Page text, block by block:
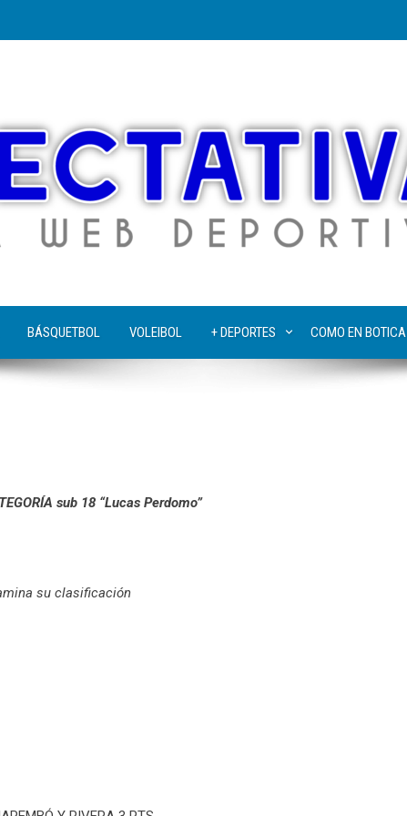
BÁSQUETBOL VOLEIBOL + DEPORTES COMO EN BOTICA
sub 18 “Lucas Perdomo”
su clasificación